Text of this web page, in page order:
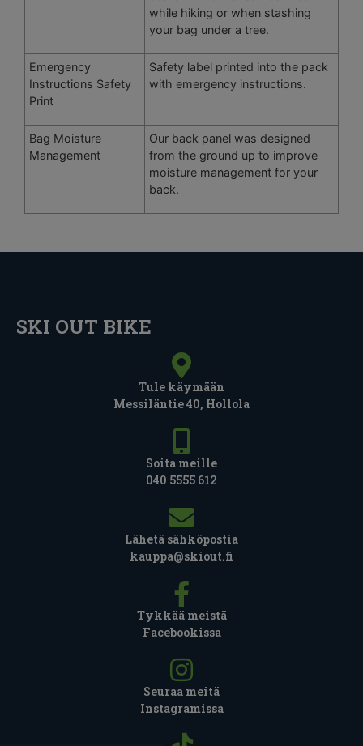
while hiking or when stashing
your bag under a tree.
Emergency
Instructions Safety
Print
Safety label printed into the pack
with emergency instructions.
Bag Moisture
Management
Our back panel was designed
from the ground up to improve
moisture management for your
back.
SKI OUT BIKE
Tule käymään
Messiläntie 40, Hollola
Soita meille
040 5555 612
Lähetä sähköpostia
kauppa@skiout.fi
Tykkää meistä
Facebookissa
Seuraa meitä
Instagramissa